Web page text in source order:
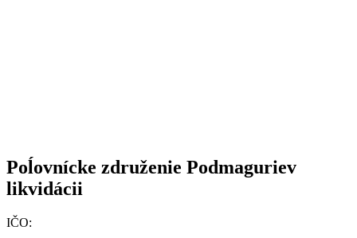
Poĺovnícke združenie Podmaguriev
likvidácii
IČO: